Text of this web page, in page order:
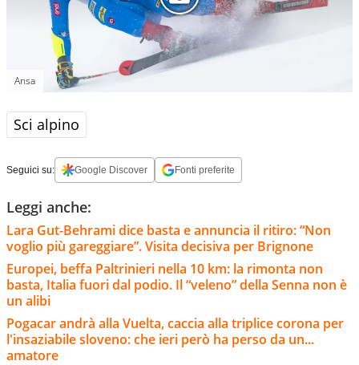
Ansa
Sci alpino
Seguici su: Google Discover Fonti preferite
Leggi anche:
Lara Gut-Behrami dice basta e annuncia il ritiro: “Non
voglio più gareggiare”. Visita decisiva per Brignone
Europei, beffa Paltrinieri nella 10 km: la rimonta non
basta, Italia fuori dal podio. Il “veleno” della Senna non è
un alibi
Pogacar andrà alla Vuelta, caccia alla triplice corona per
l'insaziabile sloveno: che ieri però ha perso da un...
amatore